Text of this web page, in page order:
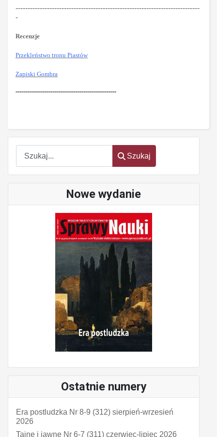
Szukaj
Szukaj
Nowe wydanie
Ostatnie numery
Era postludzka Nr 8-9 (312) sierpień-wrzesień
2026
Tajne i jawne Nr 6-7 (311) czerwiec-lipiec 2026
----------------------------------------------------------------------------
-
Recenzje
Przekleństwo tronu Piastów
Zapiski Gombra
----------------------------------------------------